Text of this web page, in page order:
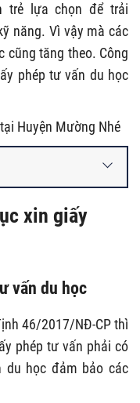
trẻ lựa chọn để trải
năng. Vì vậy mà các
cũng tăng theo. Công
phép tư vấn du học
Huyện Mường Nhé
xin giấy
vấn du học
46/2017/NĐ-CP thì
phép tư vấn phải có
du học đảm bảo các